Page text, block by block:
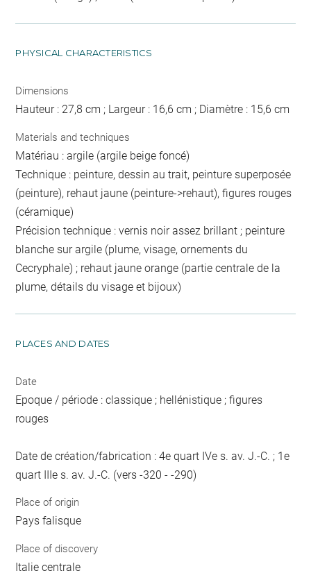
PHYSICAL CHARACTERISTICS
Dimensions
Hauteur : 27,8 cm ; Largeur : 16,6 cm ; Diamètre : 15,6 cm
Materials and techniques
Matériau : argile (argile beige foncé)
Technique : peinture, dessin au trait, peinture superposée
(peinture), rehaut jaune (peinture->rehaut), figures rouges
(céramique)
Précision technique : vernis noir assez brillant ; peinture
blanche sur argile (plume, visage, ornements du
Cecryphale) ; rehaut jaune orange (partie centrale de la
plume, détails du visage et bijoux)
PLACES AND DATES
Date
Epoque / période : classique ; hellénistique ; figures
rouges
Date de création/fabrication : 4e quart IVe s. av. J.-C. ; 1e
quart IIIe s. av. J.-C. (vers -320 - -290)
Place of origin
Pays falisque
Place of discovery
Italie centrale